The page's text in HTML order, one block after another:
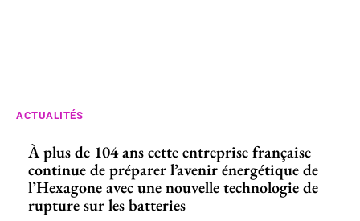
ACTUALITÉS
À plus de 104 ans cette entreprise française
continue de préparer l’avenir énergétique de
l’Hexagone avec une nouvelle technologie de
rupture sur les batteries